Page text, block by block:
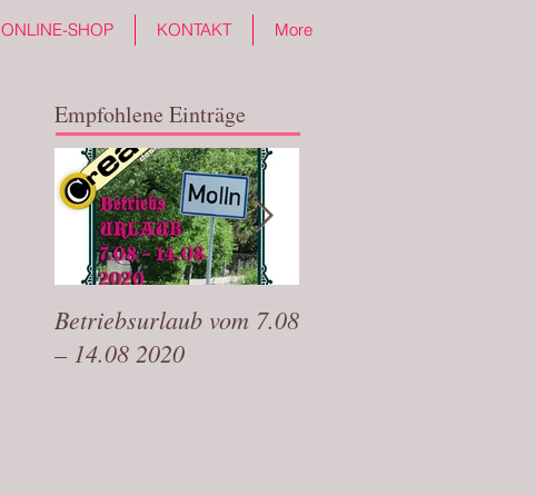
ONLINE-SHOP KONTAKT More
Empfohlene Einträge
Betriebsurlaub vom 7.08
– 14.08 2020